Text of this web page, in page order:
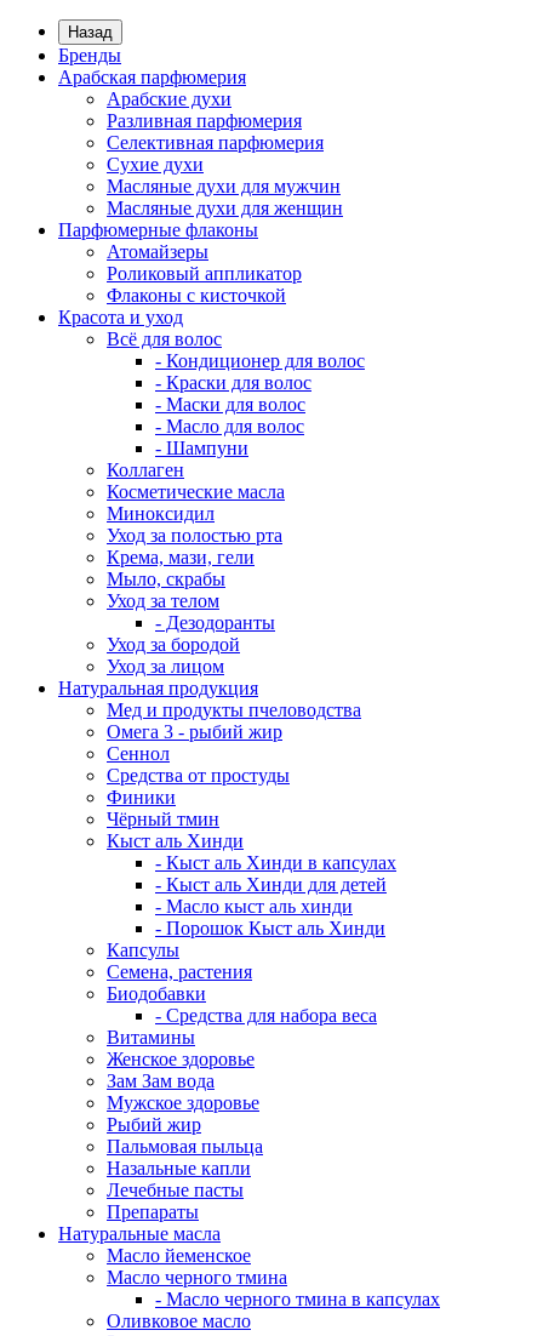
Назад
Бренды
Арабская парфюмерия
Арабские духи
Разливная парфюмерия
Селективная парфюмерия
Сухие духи
Масляные духи для мужчин
Масляные духи для женщин
Парфюмерные флаконы
Атомайзеры
Роликовый аппликатор
Флаконы с кисточкой
Красота и уход
Всё для волос
- Кондиционер для волос
- Краски для волос
- Маски для волос
- Масло для волос
- Шампуни
Коллаген
Косметические масла
Миноксидил
Уход за полостью рта
Крема, мази, гели
Мыло, скрабы
Уход за телом
- Дезодоранты
Уход за бородой
Уход за лицом
Натуральная продукция
Мед и продукты пчеловодства
Омега 3 - рыбий жир
Сеннол
Средства от простуды
Финики
Чёрный тмин
Кыст аль Хинди
- Кыст аль Хинди в капсулах
- Кыст аль Хинди для детей
- Масло кыст аль хинди
- Порошок Кыст аль Хинди
Капсулы
Семена, растения
Биодобавки
- Средства для набора веса
Витамины
Женское здоровье
Зам Зам вода
Мужское здоровье
Рыбий жир
Пальмовая пыльца
Назальные капли
Лечебные пасты
Препараты
Натуральные масла
Масло йеменское
Масло черного тмина
- Масло черного тмина в капсулах
Оливковое масло